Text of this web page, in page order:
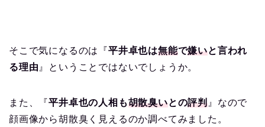
そこで気になるのは『平井卓也は無能で嫌いと言われ
る理由 』ということではないでしょうか。
また、『平井卓也の人相も胡散臭いとの評判 』なので
顔画像から胡散臭く見えるのか調べてみました。